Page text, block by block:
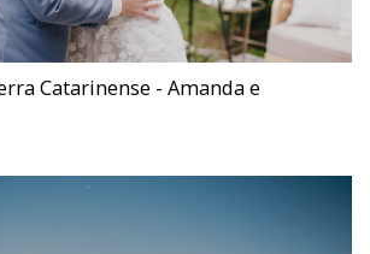
Catarinense - Amanda e